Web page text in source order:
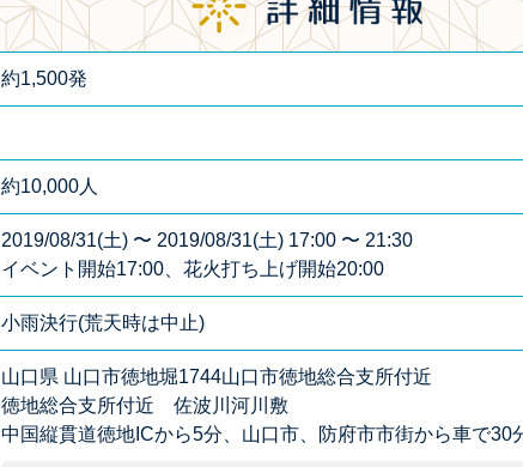
約1,500発
約10,000人
2019/08/31(土) 〜 2019/08/31(土) 17:00 〜 21:30
イベント開始17:00、花火打ち上げ開始20:00
小雨決行(荒天時は中止)
山口県 山口市徳地堀1744山口市徳地総合支所付近
徳地総合支所付近 佐波川河川敷
中国縦貫道徳地ICから5分、山口市、防府市市街から車で30